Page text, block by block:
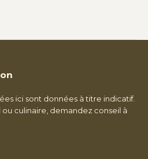
ici sont données à titre indicatif.
culinaire, demandez conseil à